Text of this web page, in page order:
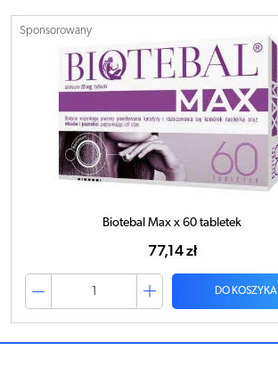
Sponsorowany
Biotebal Max x 60 tabletek
77,14 zł
DO KOSZYKA